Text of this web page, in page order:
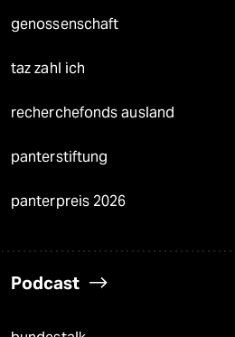
genossenschaft
taz zahl ich
recherchefonds ausland
panterstiftung
panterpreis 2026
Podcast